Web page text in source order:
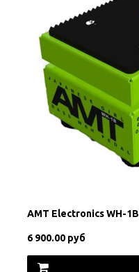
AMT Electronics WH-1B
6 900.00 руб